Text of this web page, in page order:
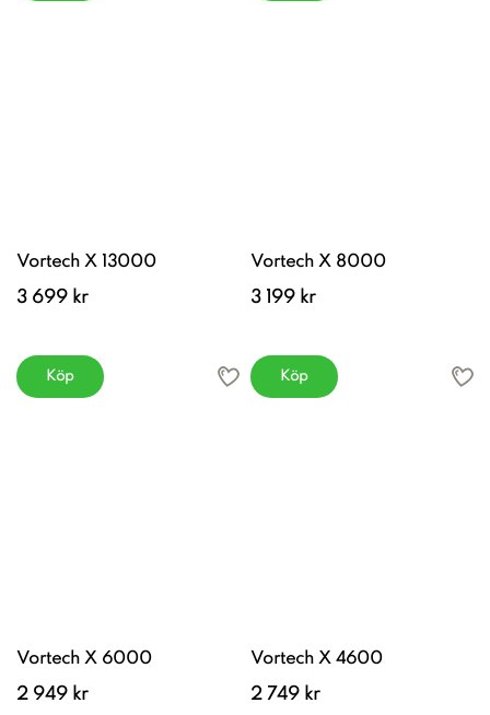
Vortech X 13000
3 699 kr
Köp
Vortech X 8000
3 199 kr
Köp
Vortech X 6000
2 949 kr
Vortech X 4600
2 749 kr